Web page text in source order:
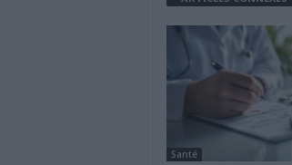
Santé